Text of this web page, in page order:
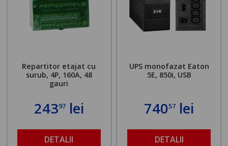
Repartitor etajat cu
surub, 4P, 160A, 48
gauri
24397lei
DETALII
UPS monofazat Eaton
5E, 850i, USB
74057 lei
DETALII